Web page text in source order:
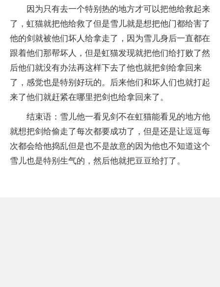
因为只有去一个特别热的地方才可以把他给救起来
了，虹猫就把他给救了但是雪儿就是想把他门都给害了
他的剑就被他们坏人给拿走了，因为雪儿身后一直都在
跟着他们那帮坏人，但是虹猫发现就把他们给打败了然
后他们就没有办法再这样下去了他也就把剑给拿回来
了，感觉也是特别好玩的。后来他们和坏人们也就打起
来了他们就赶紧在哪里把剑也给拿回来了。
结束语：雪儿他一看见剑不在虹猫能看见的地方他
就想把剑给偷走了每次都要成功了，但是还是让逗逗每
次都会给他捣乱但是也不是故意的因为他也不知道这个
雪儿也是特别生气的，然后他就把豆豆给打了。